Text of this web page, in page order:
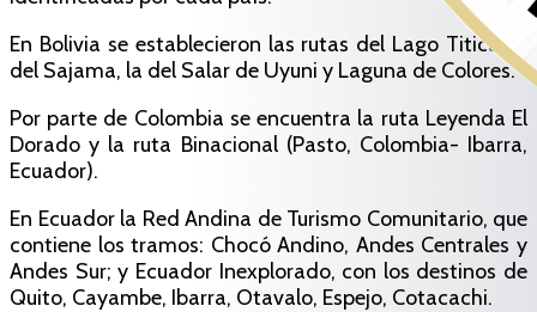
En Bolivia se establecieron las rutas del Lago Titicaca,
del Sajama, la del Salar de Uyuni y Laguna de Colores.
Por parte de Colombia se encuentra la ruta Leyenda El
Dorado y la ruta Binacional (Pasto, Colombia- Ibarra,
Ecuador).
En Ecuador la Red Andina de Turismo Comunitario, que
contiene los tramos: Chocó Andino, Andes Centrales y
Andes Sur; y Ecuador Inexplorado, con los destinos de
Quito, Cayambe, Ibarra, Otavalo, Espejo, Cotacachi.